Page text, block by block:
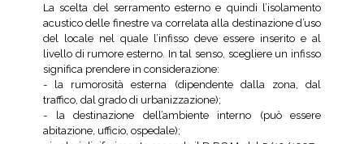
La scelta del serramento esterno e quindi l’isolamento
acustico delle finestre va correlata alla destinazione d’uso
del locale nel quale l’infisso deve essere inserito e al
livello di rumore esterno. In tal senso, scegliere un infisso
significa prendere in considerazione:
- la rumorosità esterna (dipendente dalla zona, dal
traffico, dal grado di urbanizzazione);
- la destinazione dell’ambiente interno (può essere
abitazione, ufficio, ospedale);